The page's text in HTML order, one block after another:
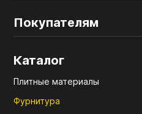
Покупателям
Каталог
Плитные материалы
Фурнитура